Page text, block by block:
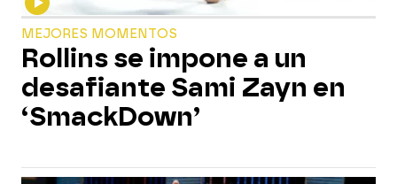
MEJORES MOMENTOS
Rollins se impone a un
desafiante Sami Zayn en
‘SmackDown’